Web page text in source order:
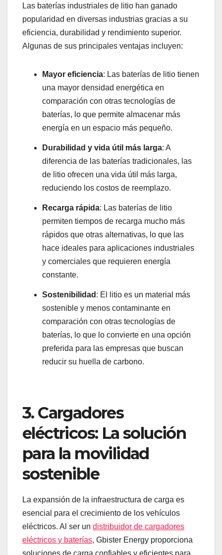
Las baterías industriales de litio han ganado
popularidad en diversas industrias gracias a su
eficiencia, durabilidad y rendimiento superior.
Algunas de sus principales ventajas incluyen:
Mayor eficiencia: Las baterías de litio tienen
una mayor densidad energética en
comparación con otras tecnologías de
baterías, lo que permite almacenar más
energía en un espacio más pequeño.
Durabilidad y vida útil más larga: A
diferencia de las baterías tradicionales, las
de litio ofrecen una vida útil más larga,
reduciendo los costos de reemplazo.
Recarga rápida: Las baterías de litio
permiten tiempos de recarga mucho más
rápidos que otras alternativas, lo que las
hace ideales para aplicaciones industriales
y comerciales que requieren energía
constante.
Sostenibilidad : El litio es un material más
sostenible y menos contaminante en
comparación con otras tecnologías de
baterías, lo que lo convierte en una opción
preferida para las empresas que buscan
reducir su huella de carbono.
3. Cargadores
eléctricos: La solución
para la movilidad
sostenible
La expansión de la infraestructura de carga es
esencial para el crecimiento de los vehículos
eléctricos. Al ser un distribuidor de cargadores
eléctricos y baterías, Gbister Energy proporciona